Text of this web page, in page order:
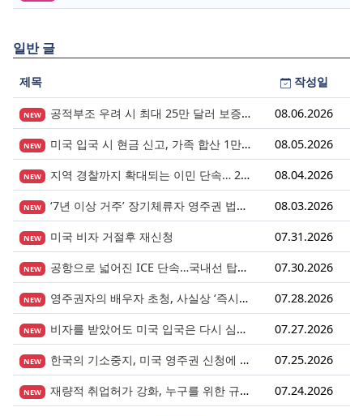
일반 글
제목 작성일
NEW 공적부조 우려 시 최대 25만 달러 보증금? 영주권 심사의 새로운 변수 08.06.2026
NEW 미국 입국 시 현금 신고, 가족 합산 1만 달러가 기준입니다. 08.05.2026
NEW 지역 경찰까지 확대되는 이민 단속… 287(g) 프로그램의 대대적 확장 08.04.2026
NEW ‘7년 이상 거주’ 장기체류자 영주권 법안 재추진… 현실화될 수 있을까? 08.03.2026
NEW 미국 비자 거절후 재신청 07.31.2026
NEW 공항으로 넓어진 ICE 단속…국내선 탑승도 더 이상 안전지대 아니다. 07.30.2026
NEW 영주권자의 배우자 초청, 사실상 ‘즉시 진행’ 시대 열렸다. 07.28.2026
NEW 비자를 받았어도 미국 입국은 다시 심사받습니다. 07.27.2026
NEW 한국의 기소중지, 미국 영주권 신청에 어떤 영향을 미칠까? 07.25.2026
NEW 재량적 취업허가 강화, 누구를 위한 규정인가? 07.24.2026